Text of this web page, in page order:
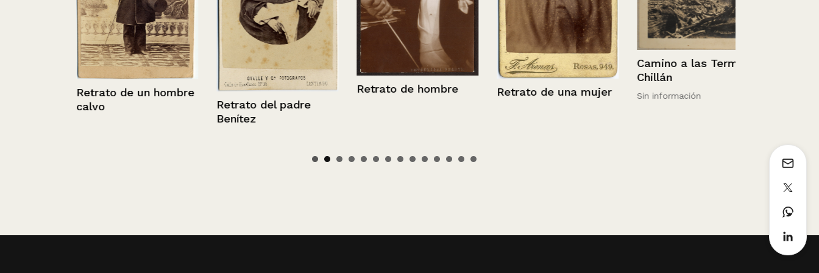
Retrato de un hombre
calvo
Retrato del padre
Benítez
Retrato de hombre Retrato de una mujer
Camino a las Termas,
Chillán
Sin información